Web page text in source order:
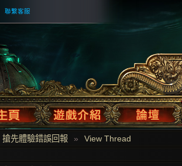
聯繫客服
搶先體驗錯誤回報 » View Thread